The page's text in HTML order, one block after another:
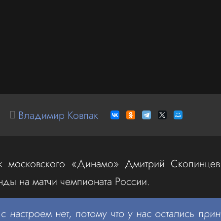
Владимир Ковпак
московского «Динамо» Дмитрий
на матчи чемпионата России.
нет, потому что у нас остались